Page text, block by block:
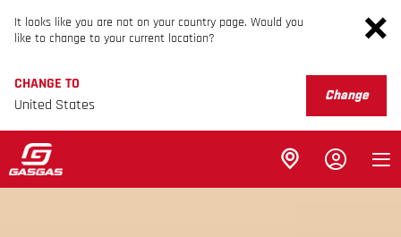
It looks like you are not on your country page. Would you
like to change to your current location?
CHANGE TO
United States
Change